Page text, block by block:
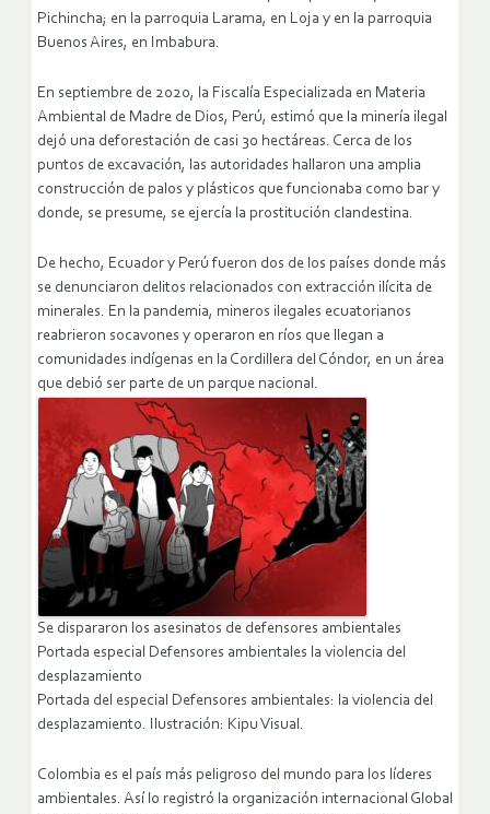
Pichincha; en la parroquia Larama, en Loja y en la parroquia
Buenos Aires, en Imbabura.
En septiembre de 2020, la Fiscalía Especializada en Materia
Ambiental de Madre de Dios, Perú, estimó que la minería ilegal
dejó una deforestación de casi 30 hectáreas. Cerca de los
puntos de excavación, las autoridades hallaron una amplia
construcción de palos y plásticos que funcionaba como bar y
donde, se presume, se ejercía la prostitución clandestina.
De hecho, Ecuador y Perú fueron dos de los países donde más
se denunciaron delitos relacionados con extracción ilícita de
minerales. En la pandemia, mineros ilegales ecuatorianos
reabrieron socavones y operaron en ríos que llegan a
comunidades indígenas en la Cordillera del Cóndor, en un área
que debió ser parte de un parque nacional.
Se dispararon los asesinatos de defensores ambientales
Portada especial Defensores ambientales la violencia del
desplazamiento
Portada del especial Defensores ambientales: la violencia del
desplazamiento. Ilustración: Kipu Visual.
Colombia es el país más peligroso del mundo para los líderes
ambientales. Así lo registró la organización internacional Global